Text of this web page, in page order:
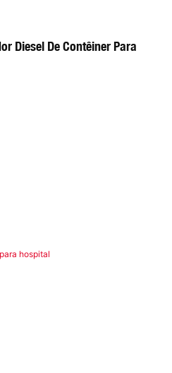
Diesel De Contêiner Para